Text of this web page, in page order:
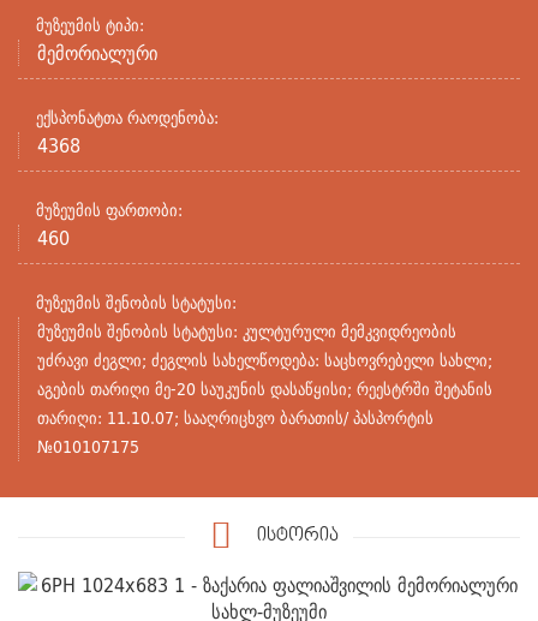
მუზეუმის ტიპი:
მემორიალური
ექსპონატთა რაოდენობა:
4368
მუზეუმის ფართობი:
460
მუზეუმის შენობის სტატუსი:
მუზეუმის შენობის სტატუსი: კულტურული მემკვიდრეობის
უძრავი ძეგლი; ძეგლის სახელწოდება: საცხოვრებელი სახლი;
აგების თარიღი მე-20 საუკუნის დასაწყისი; რეესტრში შეტანის
თარიღი: 11.10.07; სააღრიცხვო ბარათის/ პასპორტის
№010107175
ისტორია